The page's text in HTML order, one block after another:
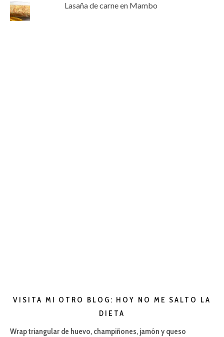
Lasaña de carne en Mambo
VISITA MI OTRO BLOG: HOY NO ME SALTO LA
DIETA
Wrap triangular de huevo, champiñones, jamón y queso